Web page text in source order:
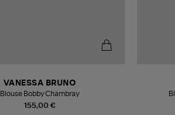
155,00 €
VANESSA BRUNO
Blouse Bobby Chambray